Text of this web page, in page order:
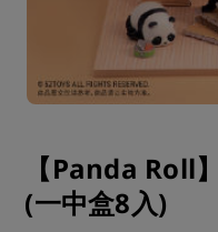
【Panda Roll
(一中盒8入)